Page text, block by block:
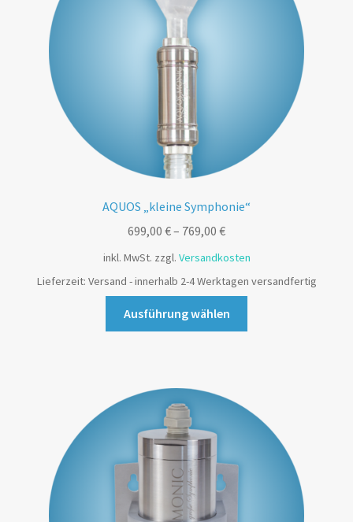
AQUOS „kleine Symphonie“
699,00 €– 769,00 €
inkl. MwSt. zzgl. Versandkosten
Lieferzeit: Versand - innerhalb 2-4 Werktagen versandfertig
Ausführung wählen